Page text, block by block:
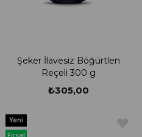
Şeker İlavesiz Böğürtlen
Reçeli 300 g
₺305,00
Yeni
Ürün